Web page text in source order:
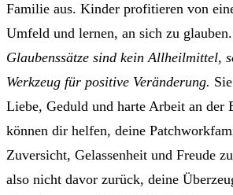
Familie aus. Kinder profitieren von
Umfeld und lernen, an sich zu glauben.
Glaubenssätze sind kein Allheilmittel,
Werkzeug für positive Veränderung.
Liebe, Geduld und harte Arbeit an der
können dir helfen, deine
Zuversicht, Gelassenheit und Freude
also nicht davor zurück, deine